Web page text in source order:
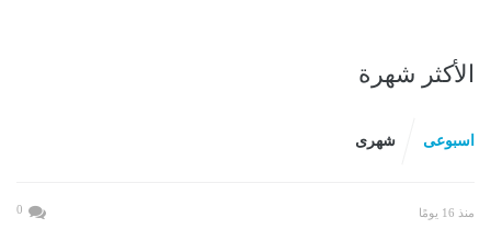
الأكثر شهرة
اسبوعى شهرى
منذ 16 يومًا 0